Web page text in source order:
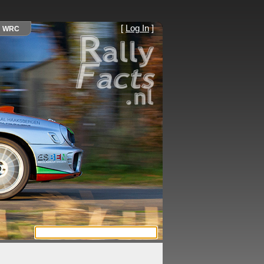
[ Log In]